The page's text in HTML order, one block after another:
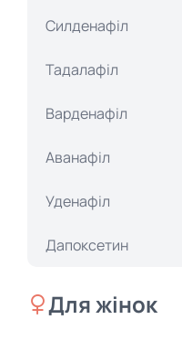
Силденафіл
Тадалафіл
Варденафіл
Аванафіл
Уденафіл
Дапоксетин
Для жінок